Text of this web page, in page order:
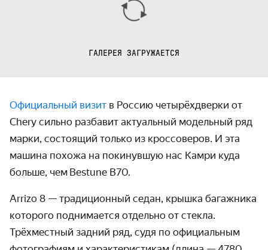
ГАЛЕРЕЯ ЗАГРУЖАЕТСЯ
Официальный визит в Россию четырёхдверки от
Chery сильно разбавит актуальный модельный ряд
марки, состоящий только из кроссоверов. И эта
машина похожа на покинувшую нас Камри куда
больше, чем Bestune B70.
Arrizo 8 — традиционный седан, крышка багажника
которого поднимается отдельно от стекла.
Трёхместный задний ряд, судя по официальным